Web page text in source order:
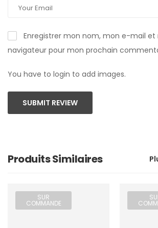
Enregistrer mon nom, mon e-mail et
navigateur pour mon prochain
You have to login to add images.
SUBMIT REVIEW
Produits Similaires
SUR
COMMANDE